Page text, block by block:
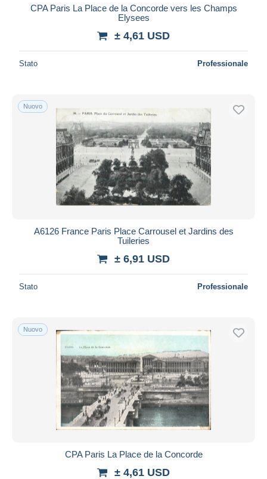
CPA Paris La Place de la Concorde vers les Champs
Elysees
± 4,61 USD
Stato Professionale
Nuovo
A6126 France Paris Place Carrousel et Jardins des
Tuileries
± 6,91 USD
Stato Professionale
Nuovo
CPA Paris La Place de la Concorde
± 4,61 USD